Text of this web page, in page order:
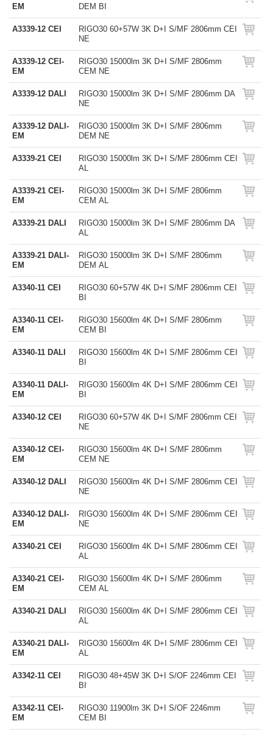
EM
DEM BI
A3339-12 CEI
RIGO30 60+57W 3K D+I S/MF 2806mm CEI
NE
A3339-12 CEI-
EM
RIGO30 15000lm 3K D+I S/MF 2806mm
CEM NE
A3339-12 DALI
RIGO30 15000lm 3K D+I S/MF 2806mm DA
NE
A3339-12 DALI-
EM
RIGO30 15000lm 3K D+I S/MF 2806mm
DEM NE
A3339-21 CEI
RIGO30 15000lm 3K D+I S/MF 2806mm CEI
AL
A3339-21 CEI-
EM
RIGO30 15000lm 3K D+I S/MF 2806mm
CEM AL
A3339-21 DALI
RIGO30 15000lm 3K D+I S/MF 2806mm DA
AL
A3339-21 DALI-
EM
RIGO30 15000lm 3K D+I S/MF 2806mm
DEM AL
A3340-11 CEI
RIGO30 60+57W 4K D+I S/MF 2806mm CEI
BI
A3340-11 CEI-
EM
RIGO30 15600lm 4K D+I S/MF 2806mm
CEM BI
A3340-11 DALI
RIGO30 15600lm 4K D+I S/MF 2806mm CEI
BI
A3340-11 DALI-
EM
RIGO30 15600lm 4K D+I S/MF 2806mm CEI
BI
A3340-12 CEI
RIGO30 60+57W 4K D+I S/MF 2806mm CEI
NE
A3340-12 CEI-
EM
RIGO30 15600lm 4K D+I S/MF 2806mm
CEM NE
A3340-12 DALI
RIGO30 15600lm 4K D+I S/MF 2806mm CEI
NE
A3340-12 DALI-
EM
RIGO30 15600lm 4K D+I S/MF 2806mm CEI
NE
A3340-21 CEI
RIGO30 15600lm 4K D+I S/MF 2806mm CEI
AL
A3340-21 CEI-
EM
RIGO30 15600lm 4K D+I S/MF 2806mm
CEM AL
A3340-21 DALI
RIGO30 15600lm 4K D+I S/MF 2806mm CEI
AL
A3340-21 DALI-
EM
RIGO30 15600lm 4K D+I S/MF 2806mm CEI
AL
A3342-11 CEI
RIGO30 48+45W 3K D+I S/OF 2246mm CEI
BI
A3342-11 CEI-
EM
RIGO30 11900lm 3K D+I S/OF 2246mm
CEM BI